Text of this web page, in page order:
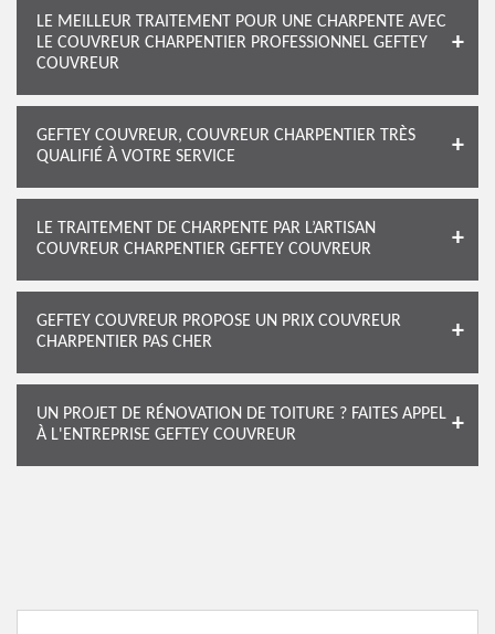
LE MEILLEUR TRAITEMENT POUR UNE CHARPENTE AVEC
LE COUVREUR CHARPENTIER PROFESSIONNEL GEFTEY
COUVREUR
GEFTEY COUVREUR, COUVREUR CHARPENTIER TRÈS
QUALIFIÉ À VOTRE SERVICE
LE TRAITEMENT DE CHARPENTE PAR L’ARTISAN
COUVREUR CHARPENTIER GEFTEY COUVREUR
GEFTEY COUVREUR PROPOSE UN PRIX COUVREUR
CHARPENTIER PAS CHER
UN PROJET DE RÉNOVATION DE TOITURE ? FAITES APPEL
À L'ENTREPRISE GEFTEY COUVREUR